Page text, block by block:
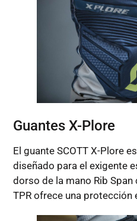
Guantes X-Plore
El guante SCOTT X-Plore
diseñado para el exigente
dorso de la mano Rib
TPR ofrece una protección